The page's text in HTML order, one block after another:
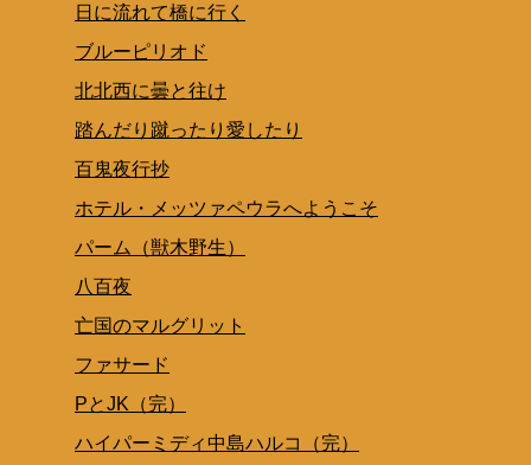
日に流れて橋に行く
ブルーピリオド
北北西に曇と往け
踏んだり蹴ったり愛したり
百鬼夜行抄
ホテル・メッツァペウラへようこそ
パーム（獣木野生）
八百夜
亡国のマルグリット
ファサード
PとJK（完）
ハイパーミディ中島ハルコ（完）